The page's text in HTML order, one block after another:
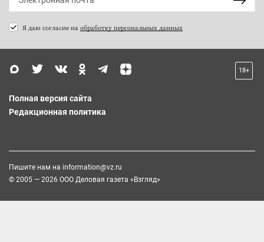
Я даю согласие на обработку персональных данных
18+
Полная версия сайта
Редакционная политика
Пишите нам на information@vz.ru
© 2005 — 2026 ООО Деловая газета «Взгляд»